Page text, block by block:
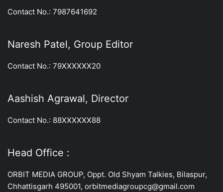
Contact No.: 7987641692
Naresh Patel, Group Editor
Contact No.: 79XXXXXX20
Aashish Agrawal, Director
Contact No.: 88XXXXXX88
Head Office :
ORBIT MEDIA GROUP, Oppt. Old Shyam Talkies, Bilaspur,
Chhattisgarh 495001, orbitmediagroupcg@gmail.com